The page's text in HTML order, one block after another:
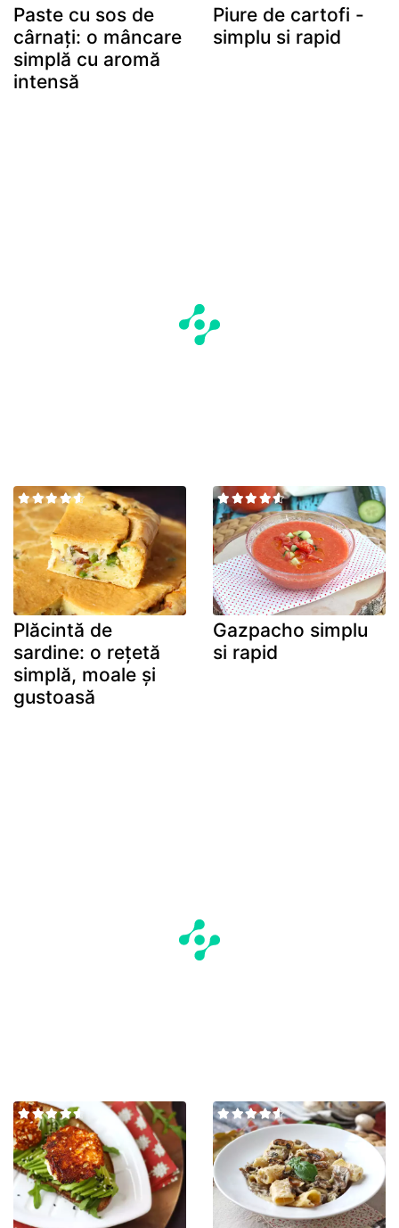
Paste cu sos de
cârnați: o mâncare
simplă cu aromă
intensă
Piure de cartofi -
simplu si rapid
Plăcintă de
sardine: o rețetă
simplă, moale și
gustoasă
Gazpacho simplu
si rapid